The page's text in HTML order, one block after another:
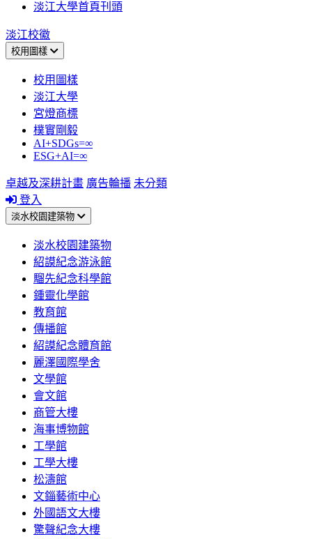
淡江大學首頁刊頭
淡江校徽
校用圖樣
校用圖樣
淡江大學
宮燈商標
樸實剛毅
AI+SDGs=∞
ESG+AI=∞
卓越及深耕計畫 廣告輪播 未分類
登入
淡水校園建築物
淡水校園建築物
紹謨紀念游泳館
騮先紀念科學館
鍾靈化學館
教育館
傳播館
紹謨紀念體育館
麗澤國際學舍
文學館
會文館
商管大樓
海事博物館
工學館
工學大樓
松濤館
文錙藝術中心
外國語文大樓
驚聲紀念大樓